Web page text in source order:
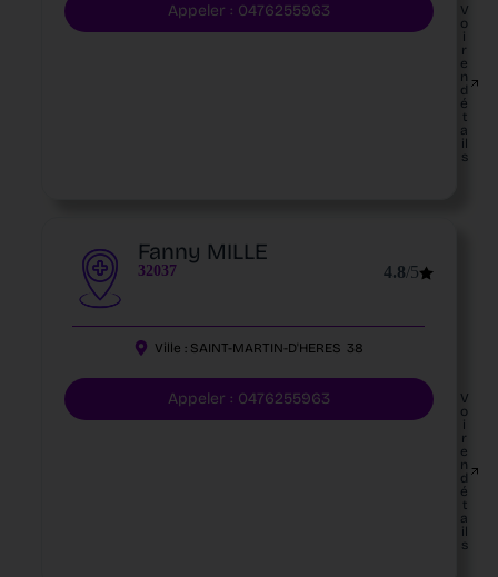
Appeler : 0476255963
V
o
i
r
e
n
d
é
t
a
il
s
Fanny MILLE
32037 4.8/5
Ville : SAINT-MARTIN-D'HERES 38
Appeler : 0476255963
V
o
i
r
e
n
d
é
t
a
il
s